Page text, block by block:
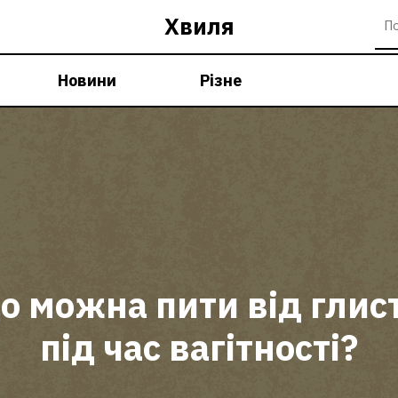
Хвиля
Новини Різне
можна пити від
під час вагітності?